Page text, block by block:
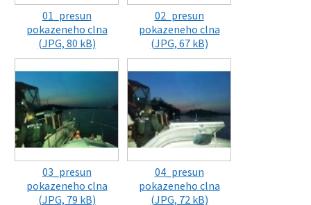
01_presun
pokazeneho clna
(JPG, 80 kB)
02_presun
pokazeneho clna
(JPG, 67 kB)
03_presun
pokazeneho clna
(JPG, 79 kB)
04_presun
pokazeneho clna
(JPG, 72 kB)